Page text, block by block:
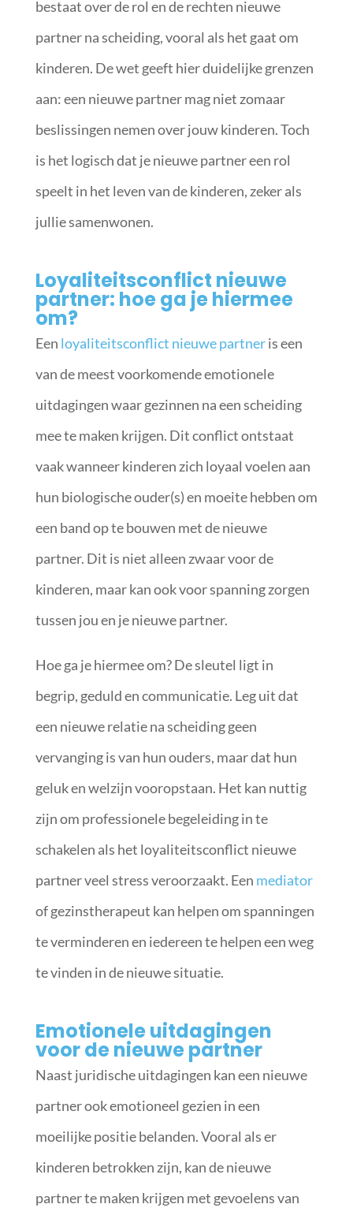
bestaat over de rol en de rechten nieuwe
partner na scheiding, vooral als het gaat om
kinderen. De wet geeft hier duidelijke grenzen
aan: een nieuwe partner mag niet zomaar
beslissingen nemen over jouw kinderen. Toch
is het logisch dat je nieuwe partner een rol
speelt in het leven van de kinderen, zeker als
jullie samenwonen.
Loyaliteitsconflict nieuwe
partner: hoe ga je hiermee
om?
Een loyaliteitsconflict nieuwe partneris een
van de meest voorkomende emotionele
uitdagingen waar gezinnen na een scheiding
mee te maken krijgen. Dit conflict ontstaat
vaak wanneer kinderen zich loyaal voelen aan
hun biologische ouder(s) en moeite hebben om
een band op te bouwen met de nieuwe
partner. Dit is niet alleen zwaar voor de
kinderen, maar kan ook voor spanning zorgen
tussen jou en je nieuwe partner.
Hoe ga je hiermee om? De sleutel ligt in
begrip, geduld en communicatie. Leg uit dat
een nieuwe relatie na scheiding geen
vervanging is van hun ouders, maar dat hun
geluk en welzijn vooropstaan. Het kan nuttig
zijn om professionele begeleiding in te
schakelen als het loyaliteitsconflict nieuwe
partner veel stress veroorzaakt. Een mediator
of gezinstherapeut kan helpen om spanningen
te verminderen en iedereen te helpen een weg
te vinden in de nieuwe situatie.
Emotionele uitdagingen
voor de nieuwe partner
Naast juridische uitdagingen kan een nieuwe
partner ook emotioneel gezien in een
moeilijke positie belanden. Vooral als er
kinderen betrokken zijn, kan de nieuwe
partner te maken krijgen met gevoelens van